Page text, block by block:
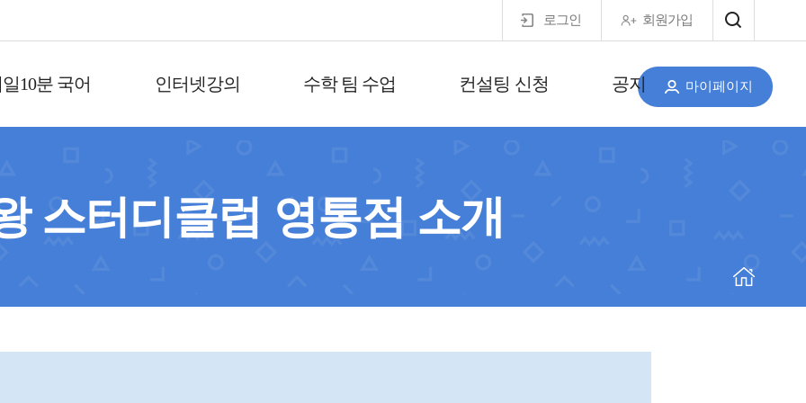
로그인 회원가입
마이페이지
10분 국어 인터넷강의 수학 팀 수업 컨설팅 신청 공지
스터디클럽 영통점 소개